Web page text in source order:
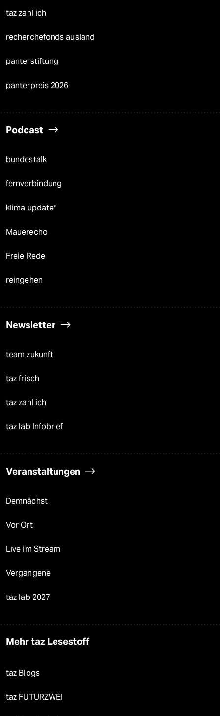
taz zahl ich
recherchefonds ausland
panterstiftung
panterpreis 2026
Podcast
bundestalk
fernverbindung
klima update°
Mauerecho
Freie Rede
reingehen
Newsletter
team zukunft
taz frisch
taz zahl ich
taz lab Infobrief
Veranstaltungen
Demnächst
Vor Ort
Live im Stream
Vergangene
taz lab 2027
Mehr taz Lesestoff
taz Blogs
taz FUTURZWEI